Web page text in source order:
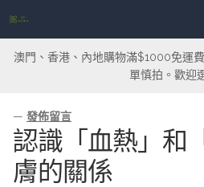
澳門、香港、內地購物滿$1000免運
單慎拍。歡迎
— 發佈留言
認識「血熱」和
膚的關係